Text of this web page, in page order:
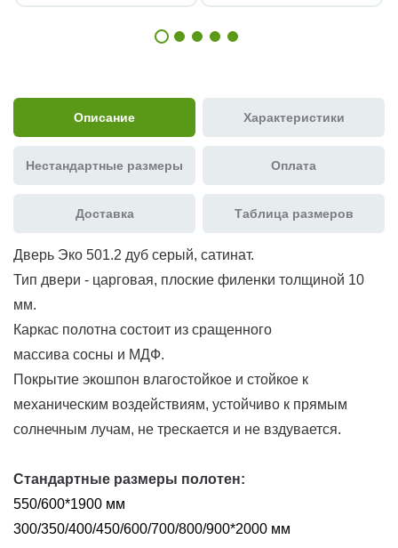
Описание Характеристики
Нестандартные размеры Оплата
Доставка Таблица размеров
Дверь Эко 501.2 дуб серый, сатинат.
Тип двери - царговая, плоские филенки толщиной 10
мм.
Каркас полотна состоит из сращенного
массива сосны и МДФ.
Покрытие экошпон влагостойкое и стойкое к
механическим воздействиям, устойчиво к прямым
солнечным лучам, не трескается и не вздувается.
Стандартные размеры полотен:
550/600*1900 мм
300/350/400/450/600/700/800/900*2000 мм